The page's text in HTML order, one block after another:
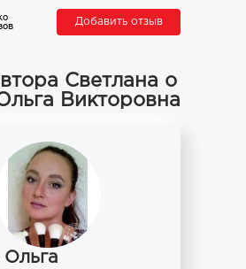
Добавить отзыв
Светлана о
Викторовна